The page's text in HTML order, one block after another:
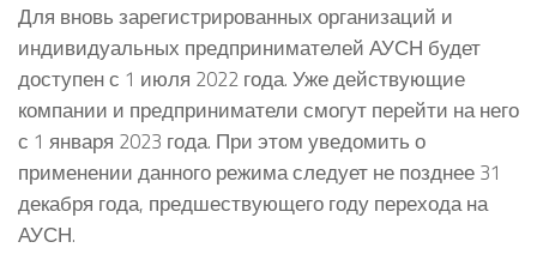
Для вновь зарегистрированных организаций и
индивидуальных предпринимателей АУСН будет
доступен с 1 июля 2022 года. Уже действующие
компании и предприниматели смогут перейти на него
с 1 января 2023 года. При этом уведомить о
применении данного режима следует не позднее 31
декабря года, предшествующего году перехода на
АУСН.